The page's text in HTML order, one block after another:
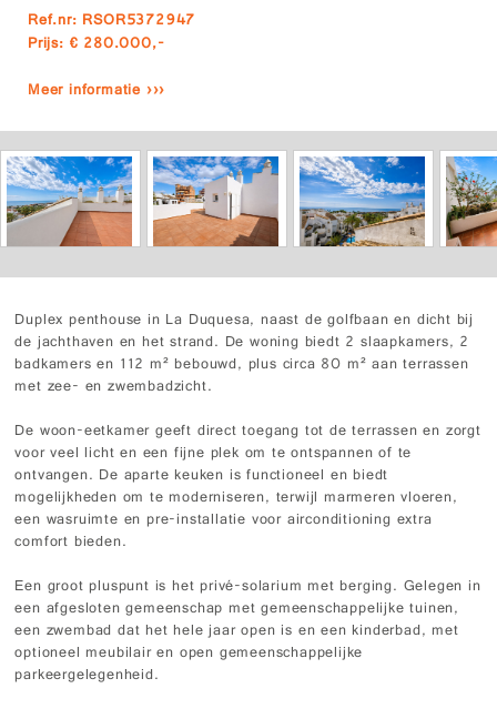
Ref.nr: RSOR5372947
Prijs: € 280.000,-
Meer informatie ›››
Duplex penthouse in La Duquesa, naast de golfbaan en dicht bij
de jachthaven en het strand. De woning biedt 2 slaapkamers, 2
badkamers en 112 m² bebouwd, plus circa 80 m² aan terrassen
met zee- en zwembadzicht.
De woon-eetkamer geeft direct toegang tot de terrassen en zorgt
voor veel licht en een fijne plek om te ontspannen of te
ontvangen. De aparte keuken is functioneel en biedt
mogelijkheden om te moderniseren, terwijl marmeren vloeren,
een wasruimte en pre-installatie voor airconditioning extra
comfort bieden.
Een groot pluspunt is het privé-solarium met berging. Gelegen in
een afgesloten gemeenschap met gemeenschappelijke tuinen,
een zwembad dat het hele jaar open is en een kinderbad, met
optioneel meubilair en open gemeenschappelijke
parkeergelegenheid.